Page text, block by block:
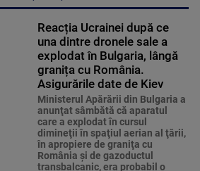
Reacția Ucrainei după ce
una dintre dronele sale a
explodat în Bulgaria, lângă
granița cu România.
Asigurările date de Kiev
Ministerul Apărării din Bulgaria a
anunţat sâmbătă că aparatul
care a explodat în cursul
dimineţii în spaţiul aerian al ţării,
în apropiere de graniţa cu
România şi de gazoductul
transbalcanic, era probabil o